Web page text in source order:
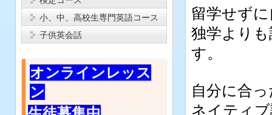
留学せず
独学より
す。
自分に合
ネイティ
小、中、高校生専門英語コース
子供英会話
オンラインレッス
ン